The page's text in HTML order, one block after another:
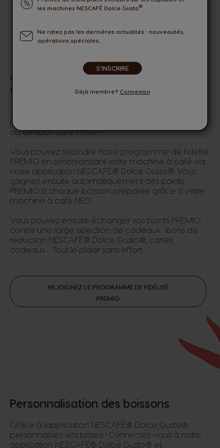
Avantages du programme de
fidélité PREMIO
Avec la nouvelle machine à café NEO Latte par
NESCAFÉ® Dolce Gusto®, plus besoin de scanner
ou de saisir votre code!
Vous pouvez rejoindre notre programme de fidélité
PREMIO en synchronisant votre machine à café via
notre application NESCAFÉ® Dolce Gusto®. Vous
gagnez ensuite automatiquement des points
PREMIO à chaque boisson préparée grâce à votre
machine à café NEO.
Vous pouvez ensuite échanger vos points PREMIO
contre une large sélection de cadeaux : bons de
réduction NESCAFÉ® Dolce Gusto®, cartes
cadeaux… Tout le plaisir sans effort.
REJOIGNEZ LE PROGRAMME DE FIDÉLITÉ
PREMIO
Personnalisation des boissons
Grâce à l’application NESCAFÉ® Dolce Gusto®,
personnalisez vos tasses ! Connectez-vous à notre
application NESCAFÉ® Dolce Gusto® et
les machines NESCAFÉ Dolce Gusto®
Ne ratez pas les dernières actualités : nouveautés,
opérations spéciales...
S'INSCRIRE
Déjà membre? Connexion